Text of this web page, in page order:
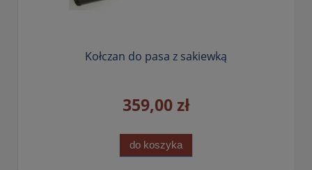
Kołczan do pasa z sakiewką
359,00 zł
do koszyka